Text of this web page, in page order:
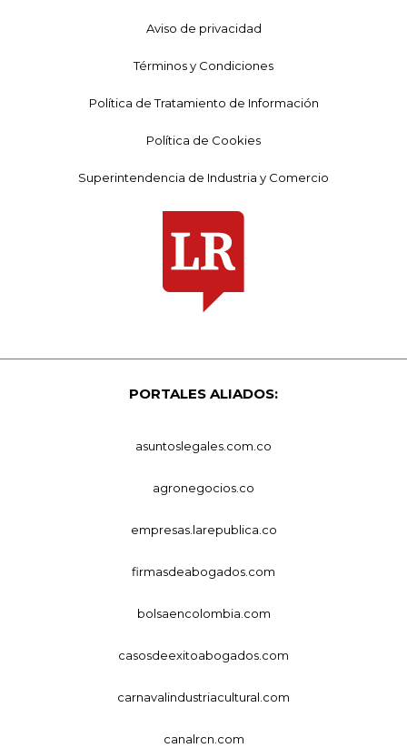
Aviso de privacidad
Términos y Condiciones
Política de Tratamiento de Información
Política de Cookies
Superintendencia de Industria y Comercio
PORTALES ALIADOS:
asuntoslegales.com.co
agronegocios.co
empresas.larepublica.co
firmasdeabogados.com
bolsaencolombia.com
casosdeexitoabogados.com
carnavalindustriacultural.com
canalrcn.com